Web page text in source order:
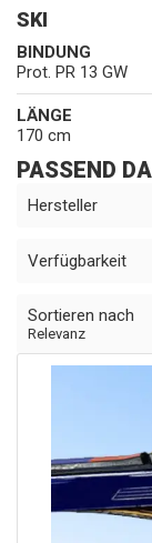
SKI
BINDUNG
Prot. PR 13 GW
LÄNGE
170 cm
PASSEND
Hersteller
Verfügbarkeit
Sortieren nach
Relevanz